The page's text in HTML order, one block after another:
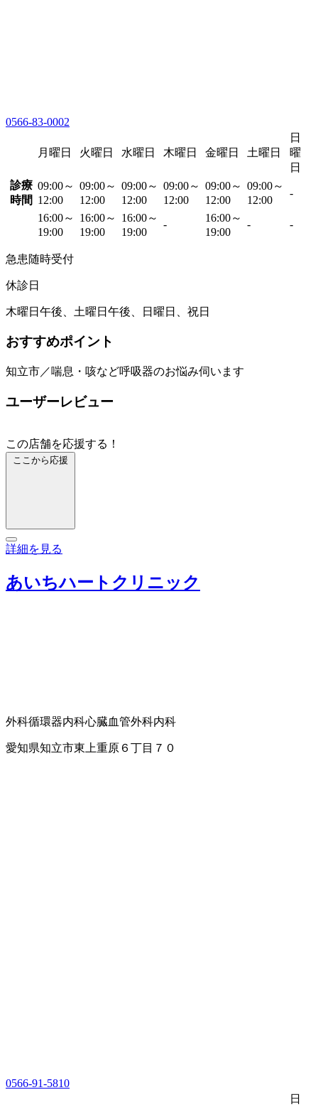
0566-83-0002
月曜日 火曜日 水曜日 木曜日 金曜日 土曜日
日
曜
日
診療
時間
09:00～
12:00
09:00～
12:00
09:00～
12:00
09:00～
12:00
09:00～
12:00
09:00～
12:00
-
16:00～
19:00
16:00～
19:00
16:00～
19:00
-
16:00～
19:00
- -
急患随時受付
休診日
木曜日午後、土曜日午後、日曜日、祝日
おすすめポイント
知立市／喘息・咳など呼吸器のお悩み伺います
ユーザーレビュー
この店舗を応援する！
ここから応援
詳細を見る
あいちハートクリニック
外科循環器内科心臓血管外科内科
愛知県知立市東上重原６丁目７０
0566-91-5810
日